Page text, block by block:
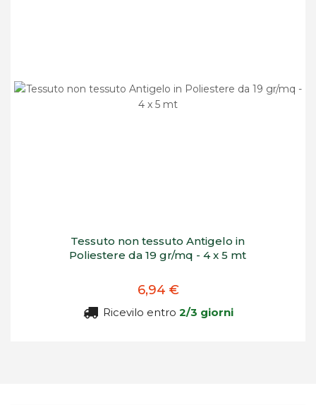
Tessuto non tessuto Antigelo in
Poliestere da 19 gr/mq - 4 x 5 mt
6,94 €
Ricevilo entro 2/3 giorni